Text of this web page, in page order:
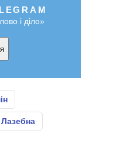
і діло»